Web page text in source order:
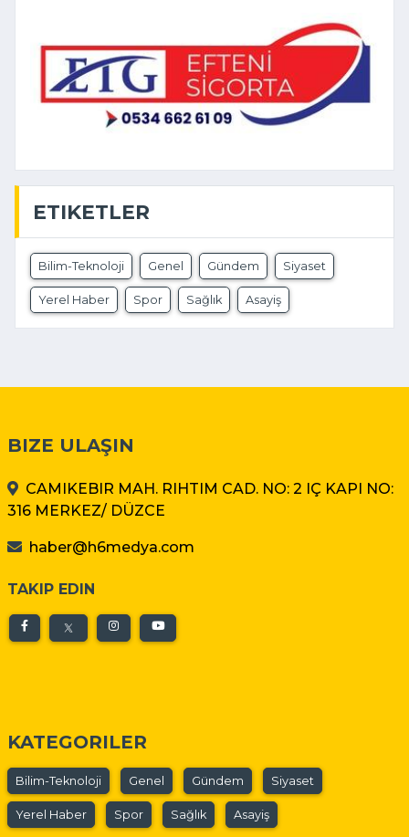
ETIKETLER
Bilim-Teknoloji Genel Gündem Siyaset
Yerel Haber Spor Sağlık Asayiş
BIZE ULAŞIN
CAMIKEBIR MAH. RIHTIM CAD. NO: 2 IÇ KAPI NO:
316 MERKEZ/ DÜZCE
haber@h6medya.com
TAKIP EDIN
KATEGORILER
Bilim-Teknoloji Genel Gündem Siyaset
Yerel Haber Spor Sağlık Asayiş